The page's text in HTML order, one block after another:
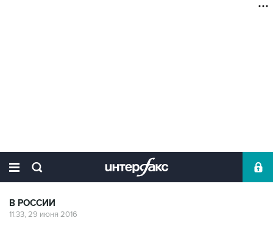
В РОССИИ
11:33, 29 июня 2016